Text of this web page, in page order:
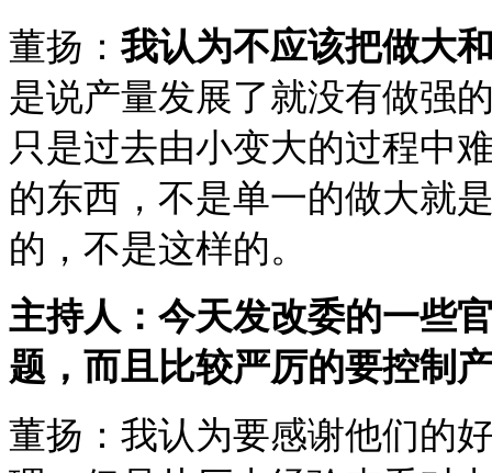
董扬： 我认为不应该把做大
是说产量发展了就没有做强
只是过去由小变大的过程中
的东西，不是单一的做大就
的，不是这样的。
主持人：今天发改委的一些
题，而且比较严厉的要控制
董扬：我认为要感谢他们的